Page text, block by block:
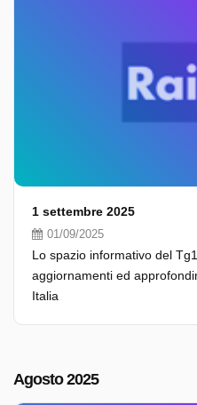
1 settembre 2025
01/09/2025
Lo spazio informativo del
aggiornamenti ed
Italia
Agosto 2025